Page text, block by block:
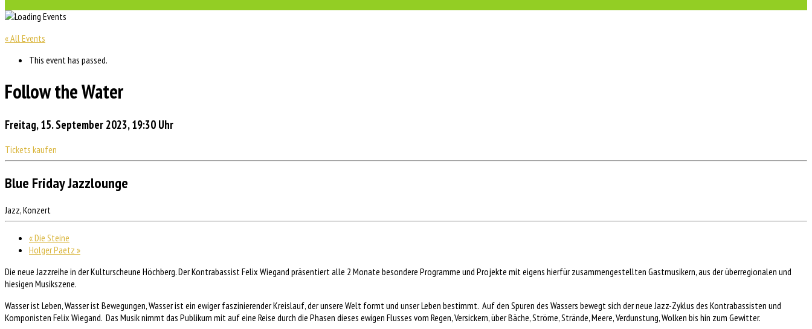
« All Events
This event has passed.
Follow the Water
Freitag, 15. September 2023, 19:30 Uhr
Tickets kaufen
Blue Friday Jazzlounge
Jazz, Konzert
«Die Steine
Holger Paetz »
Die neue Jazzreihe in der Kulturscheune Höchberg. Der Kontrabassist Felix Wiegand präsentiert alle 2 Monate besondere Programme und Projekte mit eigens hierfür zusammengestellten Gastmusikern, aus der überregionalen und
hiesigen Musikszene.
Wasser ist Leben, Wasser ist Bewegungen, Wasser ist ein ewiger faszinierender Kreislauf, der unsere Welt formt und unser Leben bestimmt. Auf den Spuren des Wassers bewegt sich der neue Jazz-Zyklus des Kontrabassisten und
Komponisten Felix Wiegand. Das Musik nimmt das Publikum mit auf eine Reise durch die Phasen dieses ewigen Flusses vom Regen, Versickern, über Bäche, Ströme, Strände, Meere, Verdunstung, Wolken bis hin zum Gewitter.